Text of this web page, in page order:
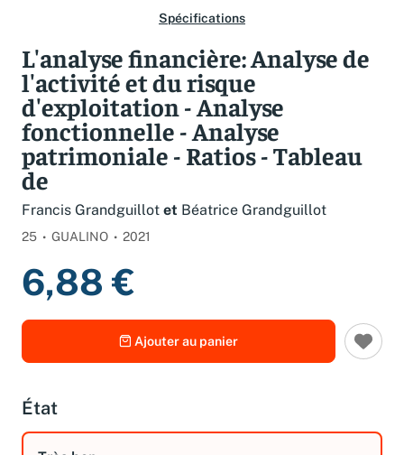
L'analyse financière: Analyse de
l'activité et du risque
d'exploitation - Analyse
fonctionnelle - Analyse
patrimoniale - Ratios - Tableau
de
Francis Grandguillot Béatrice Grandguillot
6,88 €
Ajouter au panier
État